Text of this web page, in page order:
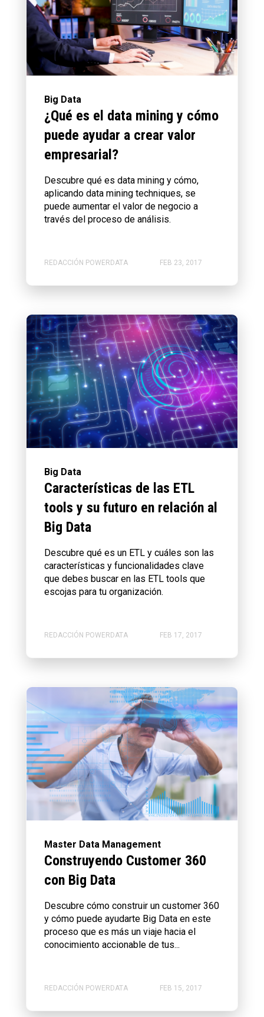
Big Data
¿Qué es el data mining y cómo
puede ayudar a crear valor
empresarial?
Descubre qué es data mining y cómo,
aplicando data mining techniques, se
puede aumentar el valor de negocio a
través del proceso de análisis.
REDACCIÓN POWERDATA FEB 23, 2017
Big Data
Características de las ETL
tools y su futuro en relación al
Big Data
Descubre qué es un ETL y cuáles son las
características y funcionalidades clave
que debes buscar en las ETL tools que
escojas para tu organización.
REDACCIÓN POWERDATA FEB 17, 2017
Master Data Management
Construyendo Customer 360
con Big Data
Descubre cómo construir un customer 360
y cómo puede ayudarte Big Data en este
proceso que es más un viaje hacia el
conocimiento accionable de tus...
REDACCIÓN POWERDATA FEB 15, 2017